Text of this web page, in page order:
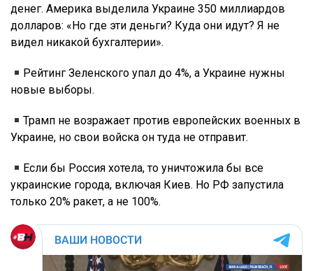
денег. Америка выделила Украине 350 миллиардов
долларов: «Но где эти деньги? Куда они идут? Я не
видел никакой бухгалтерии».
Рейтинг Зеленского упал до 4%, а Украине нужны
новые выборы.
Трамп не возражает против европейских военных в
Украине, но свои войска он туда не отправит.
Если бы Россия хотела, то уничтожила бы все
украинские города, включая Киев. Но РФ запустила
только 20% ракет, а не 100%.